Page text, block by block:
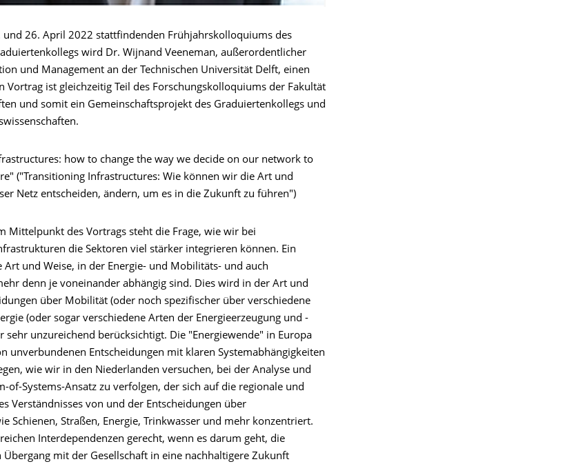
und 26. April 2022 stattfindenden Frühjahrskolloquiums des
wird Dr. Wijnand Veeneman, außerordentlicher
und Management an der Technischen Universität Delft, einen
Vortrag ist gleichzeitig Teil des Forschungskolloquiums der Fakultät
und somit ein Gemeinschaftsprojekt des Graduiertenkollegs und
how to change the way we decide on our network to
("Transitioning Infrastructures: Wie können wir die Art und
Netz entscheiden, ändern, um es in die Zukunft zu führen")
Mittelpunkt des Vortrags steht die Frage, wie wir bei
die Sektoren viel stärker integrieren können. Ein
Art und Weise, in der Energie- und Mobilitäts- und auch
denn je voneinander abhängig sind. Dies wird in der Art und
über Mobilität (oder noch spezifischer über verschiedene
(oder sogar verschiedene Arten der Energieerzeugung und -
sehr unzureichend berücksichtigt. Die "Energiewende" in Europa
unverbundenen Entscheidungen mit klaren Systemabhängigkeiten
wie wir in den Niederlanden versuchen, bei der Analyse und
of-Systems-Ansatz zu verfolgen, der sich auf die regionale und
Verständnisses von und der Entscheidungen über
Schienen, Straßen, Energie, Trinkwasser und mehr konzentriert.
Interdependenzen gerecht, wenn es darum geht, die
mit der Gesellschaft in eine nachhaltigere Zukunft